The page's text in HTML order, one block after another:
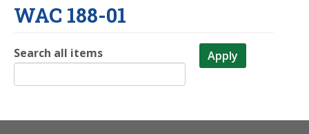
WAC 188-01
Search all items Apply